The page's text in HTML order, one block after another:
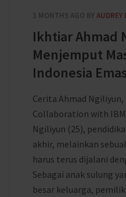
3 MONTHS AGO BY AUDREY
Ikhtiar Ahmad
Menjemput
Indonesia
Cerita Ahmad
Collaboration with
Ngiliyun (25),
akhir, melainkan
harus terus dijalani
Sebagai anak sulung
besar keluarga,